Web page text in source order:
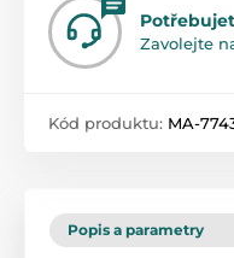
Zavolejte
Kód produktu: MA-
Popis a parametry